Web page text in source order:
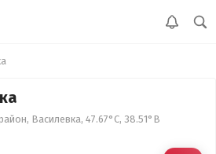
Василевка, 47.67°С, 38.51°В